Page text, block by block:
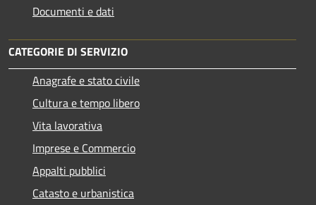
Documenti e dati
CATEGORIE DI SERVIZIO
Anagrafe e stato civile
Cultura e tempo libero
Vita lavorativa
Imprese e Commercio
Appalti pubblici
Catasto e urbanistica